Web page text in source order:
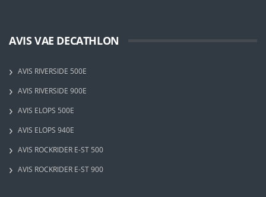
AVIS VAE DECATHLON
AVIS RIVERSIDE 500E
AVIS RIVERSIDE 900E
AVIS ELOPS 500E
AVIS ELOPS 940E
AVIS ROCKRIDER E-ST 500
AVIS ROCKRIDER E-ST 900